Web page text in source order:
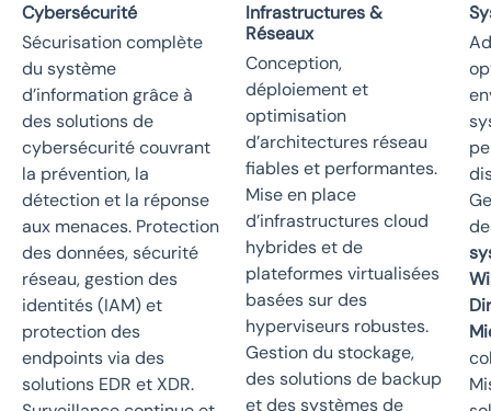
Cybersécurité
Sécurisation complète
du système
d’information grâce à
des solutions de
cybersécurité couvrant
la prévention, la
détection et la réponse
aux menaces. Protection
des données, sécurité
réseau, gestion des
identités (IAM) et
protection des
endpoints via des
solutions EDR et XDR.
Infrastructures &
Réseaux
Conception,
déploiement et
optimisation
d’architectures réseau
fiables et performantes.
Mise en place
d’infrastructures cloud
hybrides et de
plateformes virtualisées
basées sur des
hyperviseurs robustes.
Gestion du stockage,
des solutions de backup
et des systèmes de